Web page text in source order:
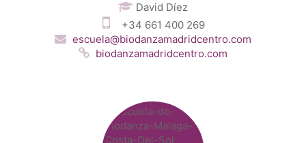
David Díez
+34 661 400 269
escuela@biodanzamadridcentro.com
biodanzamadridcentro.com